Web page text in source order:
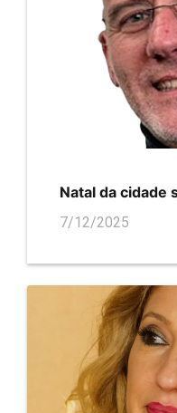
Natal da cidade
7/12/2025